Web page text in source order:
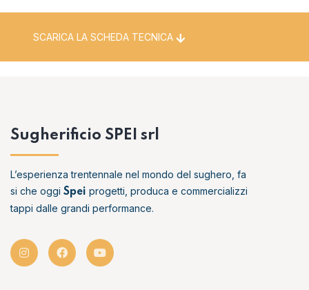
SCARICA LA SCHEDA TECNICA
Sugherificio SPEI srl
L’esperienza trentennale nel mondo del sughero, fa
si che oggi Spei progetti, produca e commercializzi
tappi dalle grandi performance.